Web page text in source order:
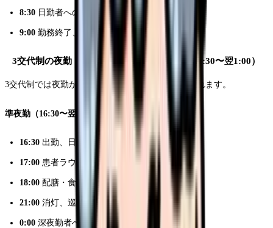
8:30 日勤者への申し送り
9:00 勤務終了、退勤
3交代制の夜勤（深夜勤 0:00〜8:30 / 準夜勤 16:30〜翌1:00）
3交代制では夜勤が「準夜勤」と「深夜勤」に分かれます。
準夜勤（16:30〜翌1:00）：
16:30 出勤、日勤者からの申し送り
17:00 患者ラウンド
18:00 配膳・食事介助、与薬
21:00 消灯、巡視
0:00 深夜勤者への申し送り